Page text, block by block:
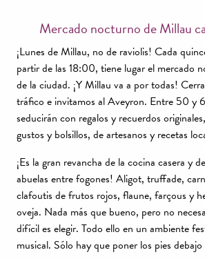
Mercado nocturno de Millau
¡Lunes de Millau, no de raviolis! Cada
partir de las 18:00, tiene lugar el mercado
de la ciudad. ¡Y Millau va a por todas!
tráfico e invitamos al Aveyron. Entre 50 y
seducirán con regalos y recuerdos
gustos y bolsillos, de artesanos y recetas
¡Es la gran revancha de la cocina casera y
abuelas entre fogones! Aligot, truffade,
clafoutis de frutos rojos, flaune, farçous y
oveja. Nada más que bueno, pero no
difícil es elegir. Todo ello en un ambiente
musical. Sólo hay que poner los pies